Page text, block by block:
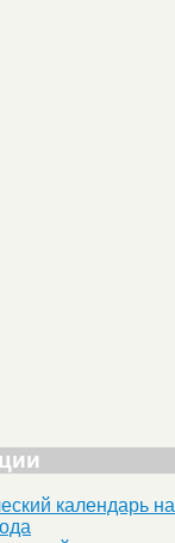
календарь на